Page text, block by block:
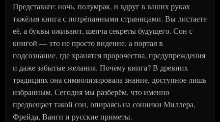
Представьте: ночь, полумрак, и вдруг в ваших руках
тяжёлая книга с потрёпанными страницами. Вы листаете
её, а буквы оживают, шепча секреты будущего. Сон с
книгой — это не просто видение, а портал в
подсознание, где хранятся пророчества, предупреждения
и даже забытые желания. Почему книга? В древних
традициях она символизировала знание, доступное лишь
избранным. Сегодня мы разберём, что именно
предвещает такой сон, опираясь на сонники Миллера,
Фрейда, Ванги и русские приметы.